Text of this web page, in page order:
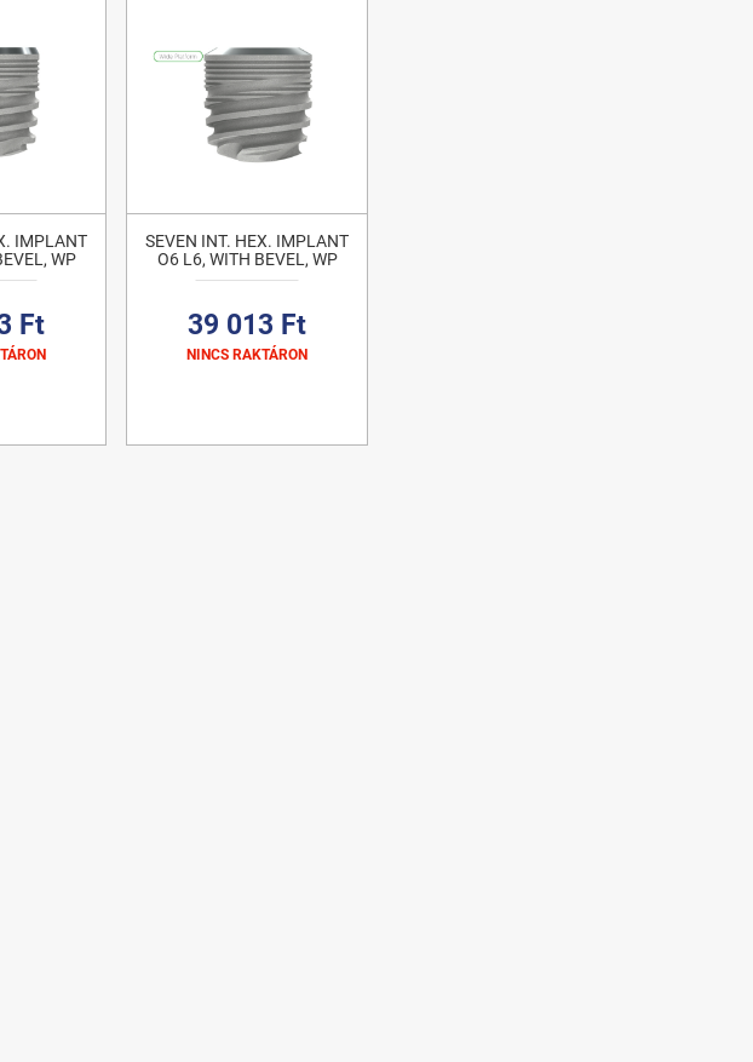
IMPLANT
WP
Ft
SEVEN INT. HEX. IMPLANT
O6 L6, WITH BEVEL, WP
39 013 Ft
NINCS RAKTÁRON